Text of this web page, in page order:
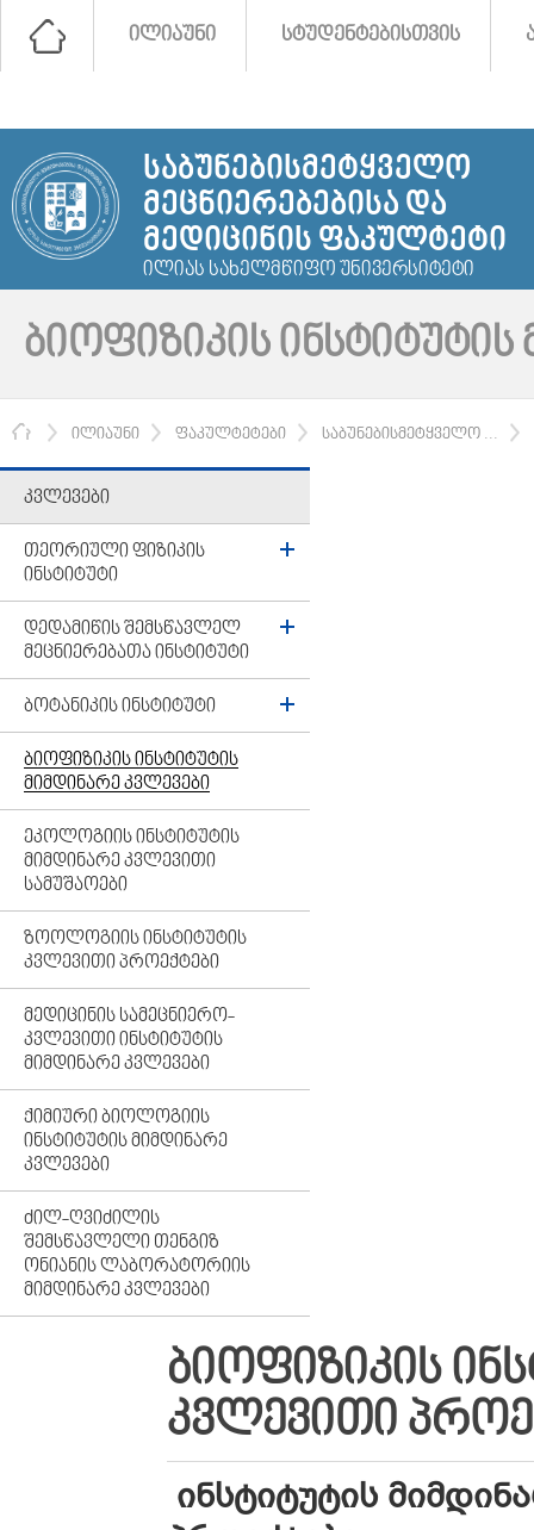
ᲘᲚᲘᲐᲣᲜᲘ ᲡᲢᲣᲓᲔᲜᲢᲔᲑᲘᲡᲗᲕᲘᲡ
ᲡᲐᲑᲣᲜᲔᲑᲘᲡᲛᲔᲢᲧᲕᲔᲚᲝ
ᲛᲔᲪᲜᲘᲔᲠᲔᲑᲔᲑᲘᲡᲐ ᲓᲐ
ᲛᲔᲓᲘᲪᲘᲜᲘᲡ ᲤᲐᲙᲣᲚᲢᲔᲢᲘ
ᲘᲚᲘᲐᲡ ᲡᲐᲮᲔᲚᲛᲬᲘᲤᲝ ᲣᲜᲘᲕᲔᲠᲡᲘᲢᲔᲢᲘ
ᲑᲘᲝᲤᲘᲖᲘᲙᲘᲡ ᲘᲜᲡᲢᲘᲢᲣᲢᲘᲡ
ᲛᲗᲐᲕᲐᲠᲘ
ᲘᲚᲘᲐᲣᲜᲘ ᲤᲐᲙᲣᲚᲢᲔᲢᲔᲑᲘ ᲡᲐᲑᲣᲜᲔᲑᲘᲡᲛᲔᲢᲧᲕᲔᲚᲝ ...
ᲙᲕᲚᲔᲕᲔᲑᲘ
ᲗᲔᲝᲠᲘᲣᲚᲘ ᲤᲘᲖᲘᲙᲘᲡ
ᲘᲜᲡᲢᲘᲢᲣᲢᲘ
ᲓᲔᲓᲐᲛᲘᲬᲘᲡ ᲨᲔᲛᲡᲬᲐᲕᲚᲔᲚ
ᲛᲔᲪᲜᲘᲔᲠᲔᲑᲐᲗᲐ ᲘᲜᲡᲢᲘᲢᲣᲢᲘ
ᲑᲝᲢᲐᲜᲘᲙᲘᲡ ᲘᲜᲡᲢᲘᲢᲣᲢᲘ
ᲑᲘᲝᲤᲘᲖᲘᲙᲘᲡ ᲘᲜᲡᲢᲘᲢᲣᲢᲘᲡ
ᲛᲘᲛᲓᲘᲜᲐᲠᲔ ᲙᲕᲚᲔᲕᲔᲑᲘ
ᲔᲙᲝᲚᲝᲒᲘᲘᲡ ᲘᲜᲡᲢᲘᲢᲣᲢᲘᲡ
ᲛᲘᲛᲓᲘᲜᲐᲠᲔ ᲙᲕᲚᲔᲕᲘᲗᲘ
ᲡᲐᲛᲣᲨᲐᲝᲔᲑᲘ
ᲖᲝᲝᲚᲝᲒᲘᲘᲡ ᲘᲜᲡᲢᲘᲢᲣᲢᲘᲡ
ᲙᲕᲚᲔᲕᲘᲗᲘ ᲞᲠᲝᲔᲥᲢᲔᲑᲘ
ᲛᲔᲓᲘᲪᲘᲜᲘᲡ ᲡᲐᲛᲔᲪᲜᲘᲔᲠᲝ-
ᲙᲕᲚᲔᲕᲘᲗᲘ ᲘᲜᲡᲢᲘᲢᲣᲢᲘᲡ
ᲛᲘᲛᲓᲘᲜᲐᲠᲔ ᲙᲕᲚᲔᲕᲔᲑᲘ
ᲥᲘᲛᲘᲣᲠᲘ ᲑᲘᲝᲚᲝᲒᲘᲘᲡ
ᲘᲜᲡᲢᲘᲢᲣᲢᲘᲡ ᲛᲘᲛᲓᲘᲜᲐᲠᲔ
ᲙᲕᲚᲔᲕᲔᲑᲘ
ᲫᲘᲚ-ᲦᲕᲘᲫᲘᲚᲘᲡ
ᲨᲔᲛᲡᲬᲐᲕᲚᲔᲚᲘ ᲗᲔᲜᲒᲘᲖ
ᲝᲜᲘᲐᲜᲘᲡ ᲚᲐᲑᲝᲠᲐᲢᲝᲠᲘᲘᲡ
ᲛᲘᲛᲓᲘᲜᲐᲠᲔ ᲙᲕᲚᲔᲕᲔᲑᲘ
ᲑᲘᲝᲤᲘᲖᲘᲙᲘᲡ
ᲙᲕᲚᲔᲕᲘᲗᲘ
ინსტიტუტის